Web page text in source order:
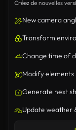
Créez de nouvelles
New camera
Transform
Change time of
Modify elements
Generate next
Update weather